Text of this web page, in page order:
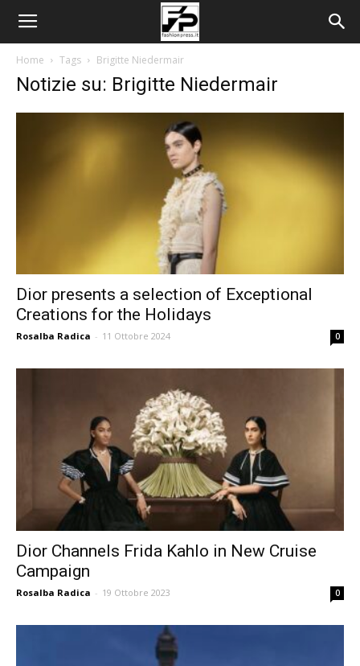
Home Tags Brigitte Niedermair
Notizie su: Brigitte Niedermair
Dior presents a selection of Exceptional
Creations for the Holidays
Rosalba Radica - 11 Ottobre 2024 0
Dior Channels Frida Kahlo in New Cruise
Campaign
Rosalba Radica - 19 Ottobre 2023 0